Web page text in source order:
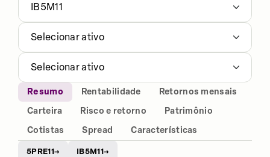
IB5M11
Selecionar ativo
Selecionar ativo
Resumo Rentabilidade
Retornos mensais
Carteira
Risco e retorno
Patrimônio
Cotistas
Spread Características
5PRE11→ IB5M11→